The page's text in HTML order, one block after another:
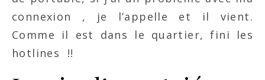
connexion , je l’appelle et il vient.
Comme il est dans le quartier, fini les
hotlines !!